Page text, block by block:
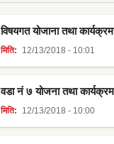
विषयगत योजाना तथा
मिति: 12/13/2018 - 10:01
वडा नं ७ योजना तथा
मिति: 12/13/2018 - 10:00